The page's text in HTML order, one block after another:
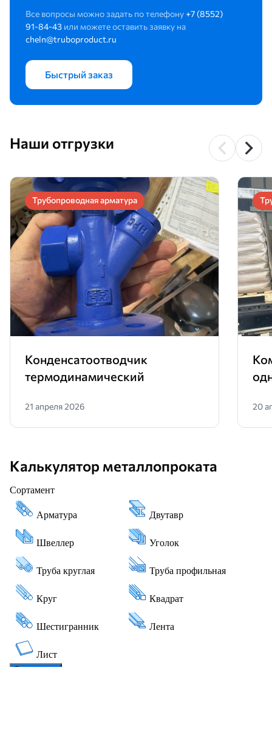
Все вопросы можно задать по телефону +7 (8552)
91-84-43 или можете оставить заявку на
cheln@truboproduct.ru
Быстрый заказ
Наши отгрузки
Трубопроводная арматура
Конденсатоотводчик
термодинамический
21 апреля 2026 20
Калькулятор металлопроката